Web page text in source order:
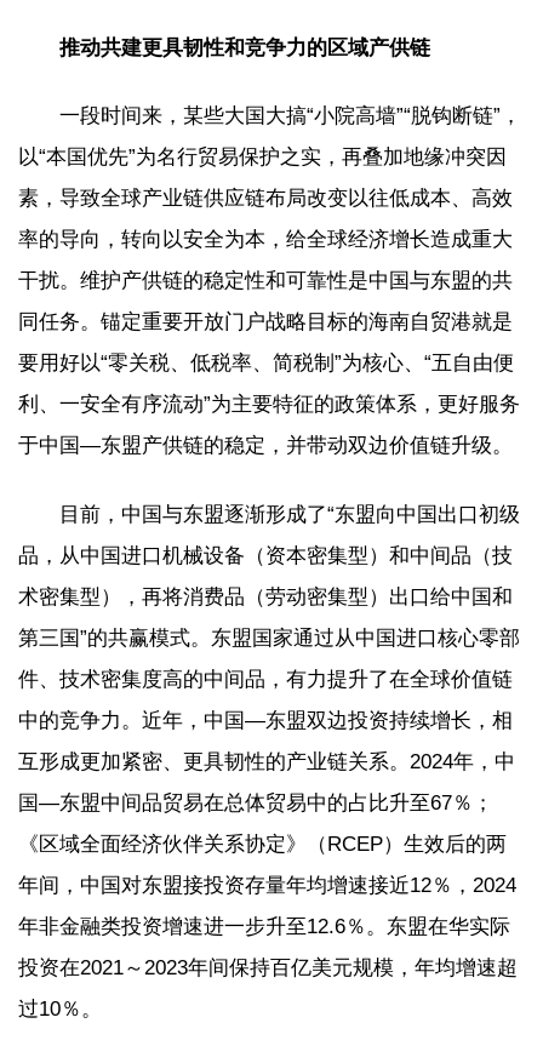
推动共建更具韧性和竞争力的区域产供链
一段时间来，某些大国大搞“小院高墙”“脱钩断链”，
以“本国优先”为名行贸易保护之实，再叠加地缘冲突因
素，导致全球产业链供应链布局改变以往低成本、高效
率的导向，转向以安全为本，给全球经济增长造成重大
干扰。维护产供链的稳定性和可靠性是中国与东盟的共
同任务。锚定重要开放门户战略目标的海南自贸港就是
要用好以“零关税、低税率、简税制”为核心、“五自由便
利、一安全有序流动”为主要特征的政策体系，更好服务
于中国—东盟产供链的稳定，并带动双边价值链升级。
目前，中国与东盟逐渐形成了“东盟向中国出口初级
品，从中国进口机械设备（资本密集型）和中间品（技
术密集型），再将消费品（劳动密集型）出口给中国和
第三国”的共赢模式。东盟国家通过从中国进口核心零部
件、技术密集度高的中间品，有力提升了在全球价值链
中的竞争力。近年，中国—东盟双边投资持续增长，相
互形成更加紧密、更具韧性的产业链关系。2024年，中
国—东盟中间品贸易在总体贸易中的占比升至67％；
《区域全面经济伙伴关系协定》（RCEP）生效后的两
年间，中国对东盟接投资存量年均增速接近12％，2024
年非金融类投资增速进一步升至12.6％。东盟在华实际
投资在2021～2023年间保持百亿美元规模，年均增速超
过10％。